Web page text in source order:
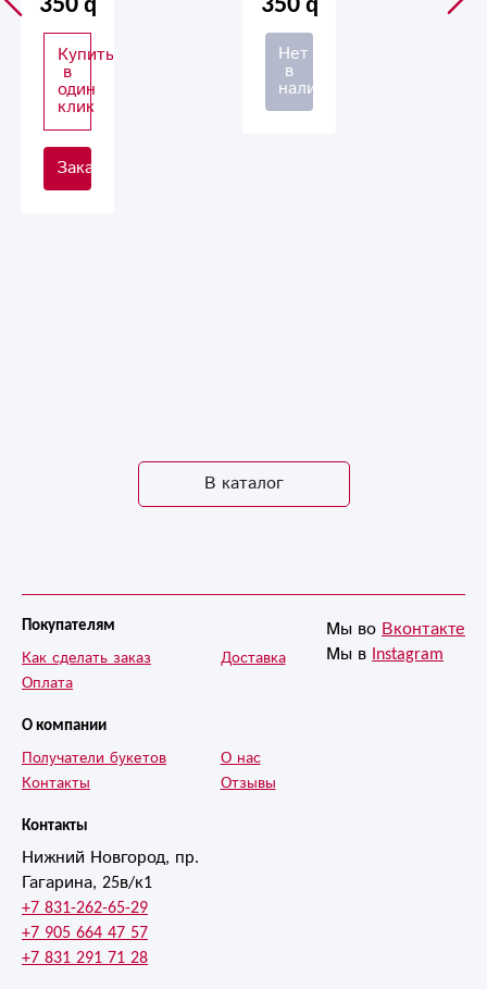
350
Купить
в
один
клик
Заказать
цвет!
350
Нет
в
наличии
В каталог
Контакты
Нижний Новгород, пр.
Гагарина, 25в/к1
+7 831-262-65-29
+7 905 664 47 57
+7 831 291 71 28
Покупателям
Как сделать заказ
Оплата
Доставка
О компании
Получатели букетов
Контакты
О нас
Отзывы
Мы во Вконтакте
Мы в Instagram